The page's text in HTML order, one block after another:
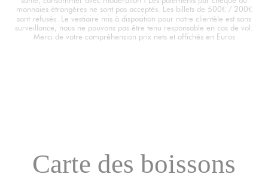
monnaies étrangères ne sont pas acceptés. Les billets de 500€ / 200€
sont refusés. Le vestiaire mis à disposition pour notre clientèle est sans
surveillance, nous ne pouvons pas être tenu responsable en cas de vol.
Merci de votre compréhension prix nets et affichés en Euros
Carte des boissons